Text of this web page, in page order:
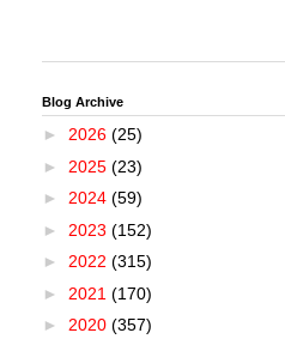
Blog Archive
► 2026 (25)
► 2025 (23)
► 2024 (59)
► 2023 (152)
► 2022 (315)
► 2021 (170)
► 2020 (357)